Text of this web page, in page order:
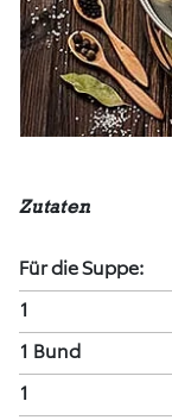
Zutaten
Für die Suppe:
1
1 Bund
1